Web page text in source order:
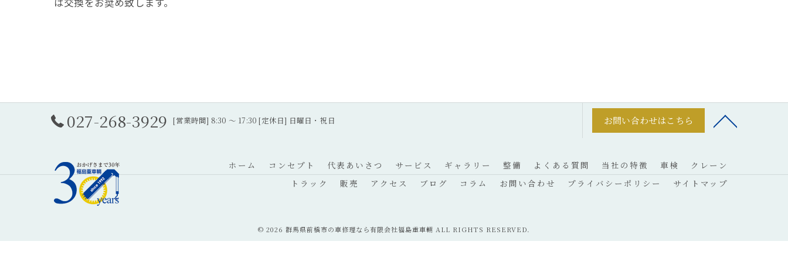
027-268-3929 [営業時間] 8:30 ～ 17:30 [定休日] 日曜日・祝日 お問い合わせはこちら
ホーム コンセプト 代表あいさつ サービス ギャラリー 整備 よくある質問 当社の特徴 車検
クレーン
トラック
販売 アクセス ブログ コラム お問い合わせ プライバシーポリシー サイトマップ
© 2026 群馬県前橋市の車修理なら有限会社福島重車輛 ALL RIGHTS RESERVED.